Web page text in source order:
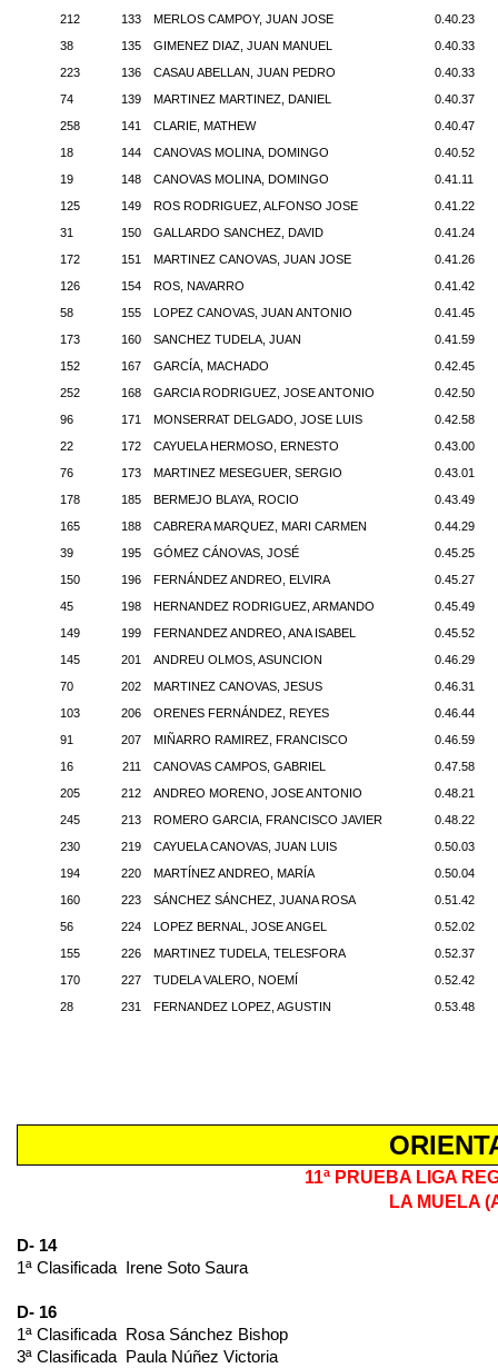
212 133 MERLOS CAMPOY, JUAN JOSE
0.40.23
38
135 GIMENEZ DIAZ, JUAN MANUEL
0.40.33
223
136 CASAU ABELLAN, JUAN PEDRO
0.40.33
74
139 MARTINEZ MARTINEZ, DANIEL
0.40.37
258
141 CLARIE, MATHEW
0.40.47
18
144 CANOVAS MOLINA, DOMINGO
0.40.52
19
148 CANOVAS MOLINA, DOMINGO
0.41.11
125
149 ROS RODRIGUEZ, ALFONSO JOSE
0.41.22
31
150 GALLARDO SANCHEZ, DAVID
0.41.24
172
151 MARTINEZ CANOVAS, JUAN JOSE
0.41.26
126
154 ROS, NAVARRO
0.41.42
58
155 LOPEZ CANOVAS, JUAN ANTONIO
0.41.45
173
160 SANCHEZ TUDELA, JUAN
0.41.59
152
167 GARCÍA, MACHADO
0.42.45
252
168 GARCIA RODRIGUEZ, JOSE ANTONIO
0.42.50
96
171 MONSERRAT DELGADO, JOSE LUIS
0.42.58
22
172 CAYUELA HERMOSO, ERNESTO
0.43.00
76
173 MARTINEZ MESEGUER, SERGIO
0.43.01
178
185 BERMEJO BLAYA, ROCIO
0.43.49
165
188 CABRERA MARQUEZ, MARI CARMEN
0.44.29
39
195 GÓMEZ CÁNOVAS, JOSÉ
0.45.25
150
196 FERNÁNDEZ ANDREO, ELVIRA
0.45.27
45
198 HERNANDEZ RODRIGUEZ, ARMANDO
0.45.49
149
199 FERNANDEZ ANDREO, ANA ISABEL
0.45.52
145
201 ANDREU OLMOS, ASUNCION
0.46.29
70
202 MARTINEZ CANOVAS, JESUS
0.46.31
103
206 ORENES FERNÁNDEZ, REYES
0.46.44
91
207 MIÑARRO RAMIREZ, FRANCISCO
0.46.59
16
211 CANOVAS CAMPOS, GABRIEL
0.47.58
205
212 ANDREO MORENO, JOSE ANTONIO
0.48.21
245
213 ROMERO GARCIA, FRANCISCO JAVIER
0.48.22
230
219 CAYUELA CANOVAS, JUAN LUIS
0.50.03
194
220 MARTÍNEZ ANDREO, MARÍA
0.50.04
160
223 SÁNCHEZ SÁNCHEZ, JUANA ROSA
0.51.42
56
224 LOPEZ BERNAL, JOSE ANGEL
0.52.02
155
226 MARTINEZ TUDELA, TELESFORA
0.52.37
170
227 TUDELA VALERO, NOEMÍ
0.52.42
28
231 FERNANDEZ LOPEZ, AGUSTIN 0.53.48
11ª PRUEBA LIGA
LA MUELA
D- 14
1ª Clasificada
Irene Soto Saura
D- 16
1ª Clasificada
Rosa Sánchez Bishop
3ª Clasificada
Paula Núñez Victoria